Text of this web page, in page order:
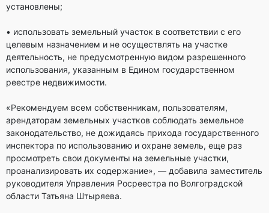
установлены;
• использовать земельный участок в соответствии с его
целевым назначением и не осуществлять на участке
деятельность, не предусмотренную видом разрешенного
использования, указанным в Едином государственном
реестре недвижимости.
«Рекомендуем всем собственникам, пользователям,
арендаторам земельных участков соблюдать земельное
законодательство, не дожидаясь прихода государственного
инспектора по использованию и охране земель, еще раз
просмотреть свои документы на земельные участки,
проанализировать их содержание», — добавила заместитель
руководителя Управления Росреестра по Волгоградской
области Татьяна Штыряева.